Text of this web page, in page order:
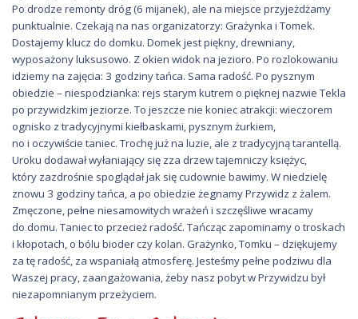
Po drodze remonty dróg (6 mijanek), ale na miejsce przyjeżdżamy
punktualnie. Czekają na nas organizatorzy: Grażynka i Tomek.
Dostajemy klucz do domku. Domek jest piękny, drewniany,
wyposażony luksusowo. Z okien widok na jezioro. Po rozlokowaniu
idziemy na zajęcia: 3 godziny tańca. Sama radość. Po pysznym
obiedzie – niespodzianka: rejs starym kutrem o pięknej nazwie Tekla
po przywidzkim jeziorze. To jeszcze nie koniec atrakcji: wieczorem
ognisko z tradycyjnymi kiełbaskami, pysznym żurkiem,
no i oczywiście taniec. Trochę już na luzie, ale z tradycyjną tarantellą.
Uroku dodawał wyłaniający się zza drzew tajemniczy księżyc,
który zazdrośnie spoglądał jak się cudownie bawimy. W niedzielę
znowu 3 godziny tańca, a po obiedzie żegnamy Przywidz z żalem.
Zmęczone, pełne niesamowitych wrażeń i szczęśliwe wracamy
do domu. Taniec to przecież radość. Tańcząc zapominamy o troskach
i kłopotach, o bólu bioder czy kolan. Grażynko, Tomku – dziękujemy
za tę radość, za wspaniałą atmosferę. Jesteśmy pełne podziwu dla
Waszej pracy, zaangażowania, żeby nasz pobyt w Przywidzu był
niezapomnianym przeżyciem.